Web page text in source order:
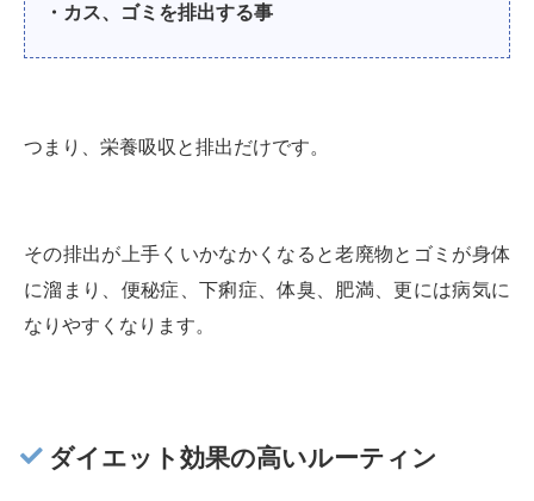
・カス、ゴミを排出する事
つまり、栄養吸収と排出だけです。
その排出が上手くいかなかくなると老廃物とゴミが身体
に溜まり、便秘症、下痢症、体臭、肥満、更には病気に
なりやすくなります。
ダイエット効果の高いルーティン